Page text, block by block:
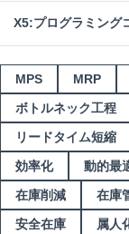
X5:プログラミング
MPS MRP
ボトルネック工程
リードタイム短縮
効率化
動的最
在庫削減
在庫
安全在庫
属人